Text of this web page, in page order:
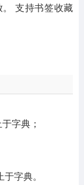
支持书签收藏
字典；
字典。